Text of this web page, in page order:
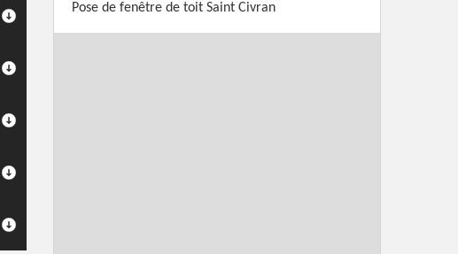
Pose de fenêtre de toit Saint Civran